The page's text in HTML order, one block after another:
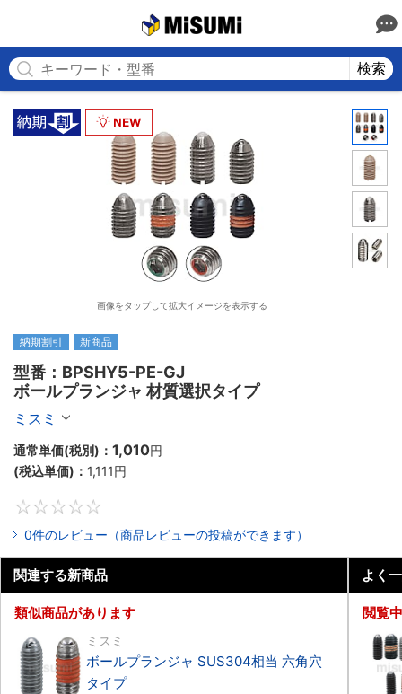
検索
画像をタップして拡大イメージを表示する
納期割引 新商品
型番：BPSHY5-PE-GJ
ボールプランジャ 材質選択タイプ
ミスミ
通常単価(税別)： 1,010円
(税込単価)： 1,111円
0件のレビュー（商品レビューの投稿ができます）
関連する新商品
類似商品があります
ミスミ
ボールプランジャ SUS304相当 六角穴
タイプ​
よく
閲覧